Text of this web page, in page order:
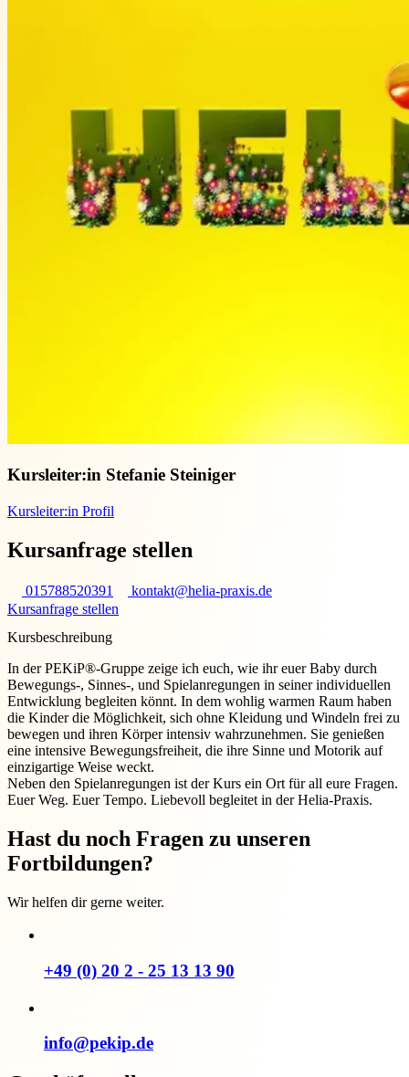
Kursleiter:in Stefanie Steiniger
Kursleiter:in Profil
Kursanfrage stellen
015788520391
kontakt@helia-praxis.de
Kursanfrage stellen
Kursbeschreibung
In der PEKiP®-Gruppe zeige ich euch, wie ihr euer Baby durch
Bewegungs-, Sinnes-, und Spielanregungen in seiner individuellen
Entwicklung begleiten könnt. In dem wohlig warmen Raum haben
die Kinder die Möglichkeit, sich ohne Kleidung und Windeln frei zu
bewegen und ihren Körper intensiv wahrzunehmen. Sie genießen
eine intensive Bewegungsfreiheit, die ihre Sinne und Motorik auf
einzigartige Weise weckt.
Neben den Spielanregungen ist der Kurs ein Ort für all eure Fragen.
Euer Weg. Euer Tempo. Liebevoll begleitet in der Helia-Praxis.
Hast du noch Fragen zu unseren
Fortbildungen?
Wir helfen dir gerne weiter.
+49 (0) 20 2 - 25 13 13 90
info@pekip.de